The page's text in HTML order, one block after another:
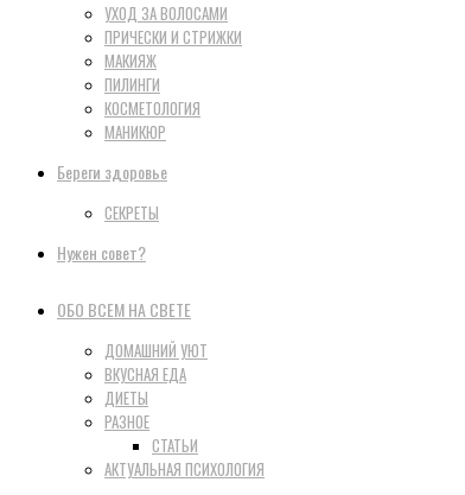
УХОД ЗА ВОЛОСАМИ
ПРИЧЕСКИ И СТРИЖКИ
МАКИЯЖ
ПИЛИНГИ
КОСМЕТОЛОГИЯ
МАНИКЮР
Береги здоровье
СЕКРЕТЫ
Нужен совет?
ОБО ВСЕМ НА СВЕТЕ
ДОМАШНИЙ УЮТ
ВКУСНАЯ ЕДА
ДИЕТЫ
РАЗНОЕ
СТАТЬИ
АКТУАЛЬНАЯ ПСИХОЛОГИЯ